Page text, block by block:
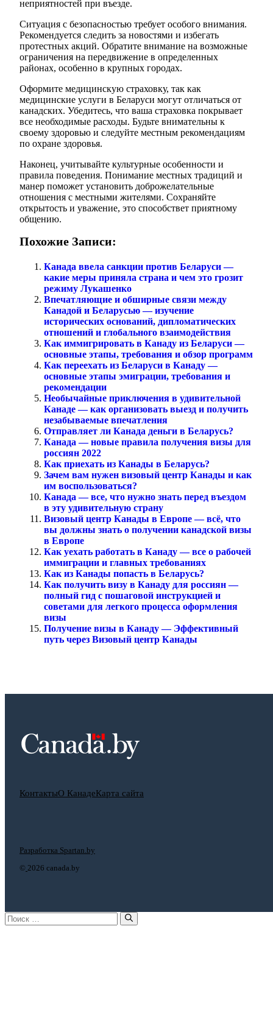
неприятностей при въезде.
Ситуация с безопасностью требует особого внимания.
Рекомендуется следить за новостями и избегать
протестных акций. Обратите внимание на возможные
ограничения на передвижение в определенных
районах, особенно в крупных городах.
Оформите медицинскую страховку, так как
медицинские услуги в Беларуси могут отличаться от
канадских. Убедитесь, что ваша страховка покрывает
все необходимые расходы. Будьте внимательны к
своему здоровью и следуйте местным рекомендациям
по охране здоровья.
Наконец, учитывайте культурные особенности и
правила поведения. Понимание местных традиций и
манер поможет установить доброжелательные
отношения с местными жителями. Сохраняйте
открытость и уважение, это способствет приятному
общению.
Похожие Записи:
Канада ввела санкции против Беларуси —
какие меры приняла страна и чем это грозит
режиму Лукашенко
Впечатляющие и обширные связи между
Канадой и Беларусью — изучение
исторических оснований, дипломатических
отношений и глобального взаимодействия
Как иммигрировать в Канаду из Беларуси —
основные этапы, требования и обзор программ
Как переехать из Беларуси в Канаду —
основные этапы эмиграции, требования и
рекомендации
Необычайные приключения в удивительной
Канаде — как организовать выезд и получить
незабываемые впечатления
Отправляет ли Канада деньги в Беларусь?
Канада — новые правила получения визы для
россиян 2022
Как приехать из Канады в Беларусь?
Зачем вам нужен визовый центр Канады и как
им воспользоваться?
Канада — все, что нужно знать перед въездом
в эту удивительную страну
Визовый центр Канады в Европе — всё, что
вы должны знать о получении канадской визы
в Европе
Как уехать работать в Канаду — все о рабочей
иммиграции и главных требованиях
Как из Канады попасть в Беларусь?
Как получить визу в Канаду для россиян —
полный гид с пошаговой инструкцией и
советами для легкого процесса оформления
визы
Получение визы в Канаду — Эффективный
путь через Визовый центр Канады
КонтактыО КанадеКарта сайта
© 2026 canada.by
Разработка Spartan.by
Поиск: